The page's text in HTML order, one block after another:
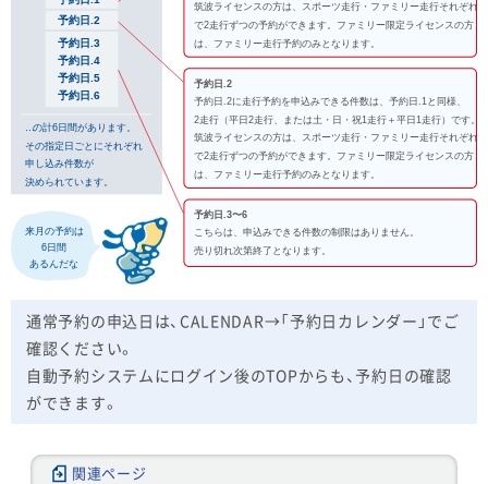
通常予約の申込日は、CALENDAR→「予約日カレンダー」でご
確認ください。
自動予約システムにログイン後のTOPからも、予約日の確認
ができます。